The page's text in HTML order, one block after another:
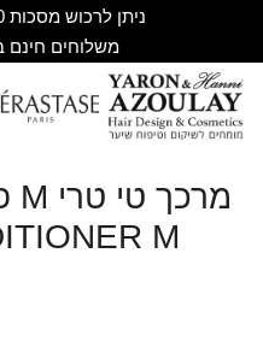
ניתן לרכוש מסכות 500 מ"ל דרך המספרה
משלוחים חינם
M